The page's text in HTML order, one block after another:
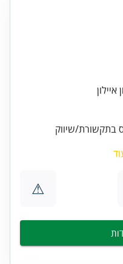
בתקשורת/שיווק
⚠